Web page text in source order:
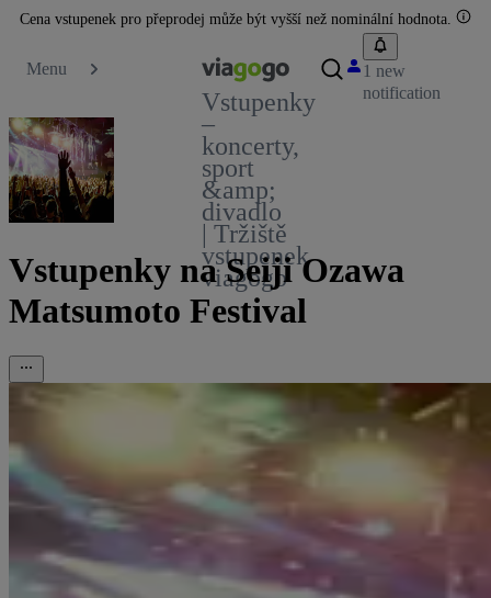
Cena vstupenek pro přeprodej může být vyšší než nominální hodnota.
Menu
Vstupenky
–
koncerty,
sport
&amp;
divadlo
| Tržiště
vstupenek
viagogo
1 new
notification
Vstupenky na Seiji Ozawa
Matsumoto Festival